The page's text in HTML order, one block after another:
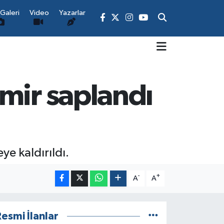
Video Yazarlar
saplandı
kaldırıldı.
A- A+
İlanlar